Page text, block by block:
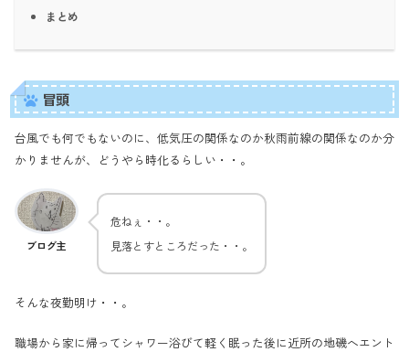
まとめ
冒頭
台風でも何でもないのに、低気圧の関係なのか秋雨前線の関係なのか分
かりませんが、どうやら時化るらしい・・。
ブログ主
危ねぇ・・。
見落とすところだった・・。
そんな夜勤明け・・。
職場から家に帰ってシャワー浴びて軽く眠った後に近所の地磯へエント